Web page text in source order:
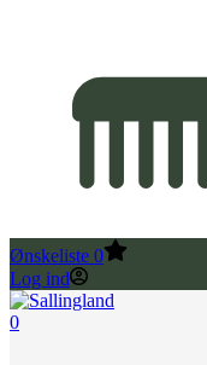
Ønskeliste 0
Log ind
0